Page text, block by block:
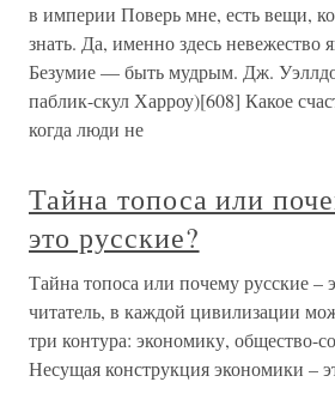
в империи Поверь мне, есть вещи,
знать. Да, именно здесь невежество
Безумие — быть мудрым. Дж.
паблик-скул Харроу)[608] Какое
когда люди не
Тайна топоса или
это русские?
Тайна топоса или почему русские –
читатель, в каждой цивилизации
три контура: экономику, общество-
Несущая конструкция экономики –